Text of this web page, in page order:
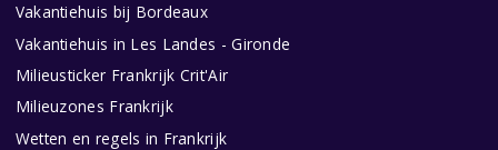
Vakantiehuis bij Bordeaux
Vakantiehuis in Les Landes - Gironde
Milieusticker Frankrijk Crit'Air
Milieuzones Frankrijk
Wetten en regels in Frankrijk